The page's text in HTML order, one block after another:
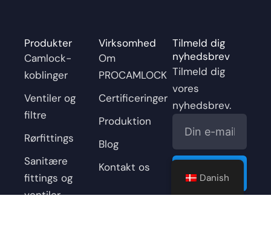
Produkter
Camlock-
koblinger
Ventiler og
filtre
Rørfittings
Sanitære
fittings og
ventiler
Virksomhed
Om
PROCAMLOCK
Certificeringer
Produktion
Blog
Kontakt os
Tilmeld dig
nyhedsbrev
Tilmeld dig
vores
nyhedsbrev.
E-
mail
Enviar
Danish